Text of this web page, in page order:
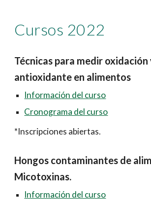
Cursos 2022
Técnicas para medir oxidación
antioxidante en alimentos
Información del curso
Cronograma del curso
*Inscripciones abiertas.
Hongos contaminantes de
Micotoxinas.
Información del curso